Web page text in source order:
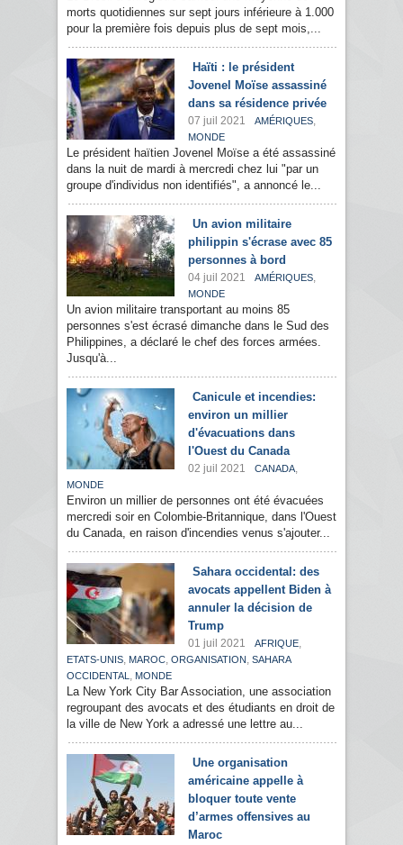
morts quotidiennes sur sept jours inférieure à 1.000
pour la première fois depuis plus de sept mois,...
Haïti : le président
Jovenel Moïse assassiné
dans sa résidence privée
07 juil 2021 AMÉRIQUES,
MONDE
Le président haïtien Jovenel Moïse a été assassiné
dans la nuit de mardi à mercredi chez lui "par un
groupe d'individus non identifiés", a annoncé le...
Un avion militaire
philippin s'écrase avec 85
personnes à bord
04 juil 2021 AMÉRIQUES,
MONDE
Un avion militaire transportant au moins 85
personnes s'est écrasé dimanche dans le Sud des
Philippines, a déclaré le chef des forces armées.
Jusqu'à...
Canicule et incendies:
environ un millier
d'évacuations dans
l'Ouest du Canada
02 juil 2021 CANADA,
MONDE
Environ un millier de personnes ont été évacuées
mercredi soir en Colombie-Britannique, dans l'Ouest
du Canada, en raison d'incendies venus s'ajouter...
Sahara occidental: des
avocats appellent Biden à
annuler la décision de
Trump
01 juil 2021 AFRIQUE,
ETATS-UNIS, MAROC, ORGANISATION , SAHARA
OCCIDENTAL , MONDE
La New York City Bar Association, une association
regroupant des avocats et des étudiants en droit de
la ville de New York a adressé une lettre au...
Une organisation
américaine appelle à
bloquer toute vente
d’armes offensives au
Maroc